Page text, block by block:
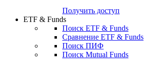
Получить доступ
ETF & Funds
Поиск ETF & Funds
Сравнение ETF & Funds
Поиск ПИФ
Поиск Mutual Funds